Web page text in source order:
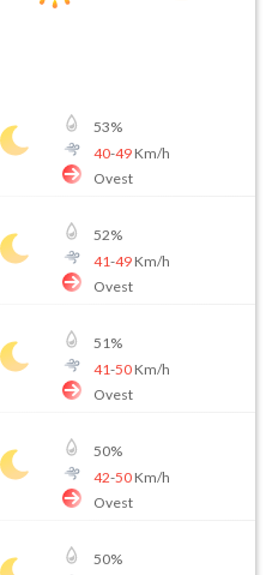
53%
40-49Km/h
Ovest
52%
41-49Km/h
Ovest
51%
41-50Km/h
Ovest
50%
42-50Km/h
Ovest
50%